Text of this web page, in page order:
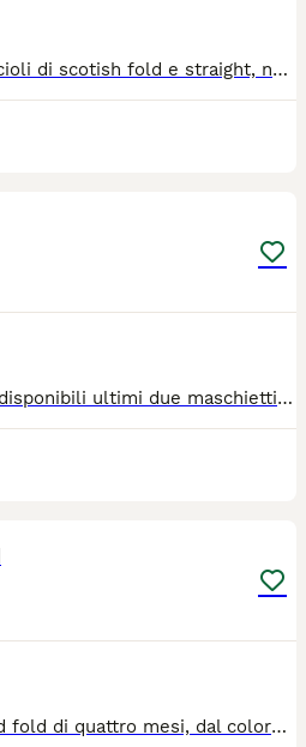
Disponibili bellissimi cuccioli di scotish fold e straight, nati il 22/05/2026. I piccoli sono cresciuti in ambiente domestico, abituati al contatto umano, puliti e giocosi.Svezzati e già educati all'uso della lettiera.Genitori testati negativi per FCoV, FIV e FeLV.
Allevamento amatoriale, disponibili ultimi due maschietti fold, verranno ceduti con libretto sanitario, vaccino trivalente, sverminati, con microchip, svezzati, e all uso della lettiera e tira graffi per maggiori informazioni contattate su whatsapp al 3896635342 o seguite la pagina di Facebook Schottish che passione
Disponibile micia highland fold di quattro mesi, dal colore black smoke e occhi ambra. Ha manto vellutato e zampette nere. Viene ceduta con due vaccinazioni, sverminazione e visita veterinaria di controllo. Genitori testati per malattie infettive e genetiche. Molto affettuosa e incline alle fusa, è abituata a lettiera e tiragraffi.